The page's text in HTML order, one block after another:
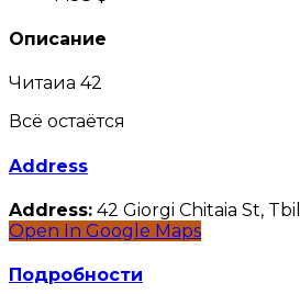
Описание
Читаиа 42
Всё остаётся
Address
Address: 42 Giorgi Chitaia St,
Open In Google Maps
Подробности